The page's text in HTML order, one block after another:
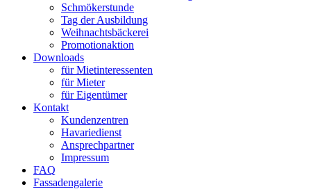
Schmökerstunde
Tag der Ausbildung
Weihnachtsbäckerei
Promotionaktion
Downloads
für Mietinteressenten
für Mieter
für Eigentümer
Kontakt
Kundenzentren
Havariedienst
Ansprechpartner
Impressum
FAQ
Fassadengalerie